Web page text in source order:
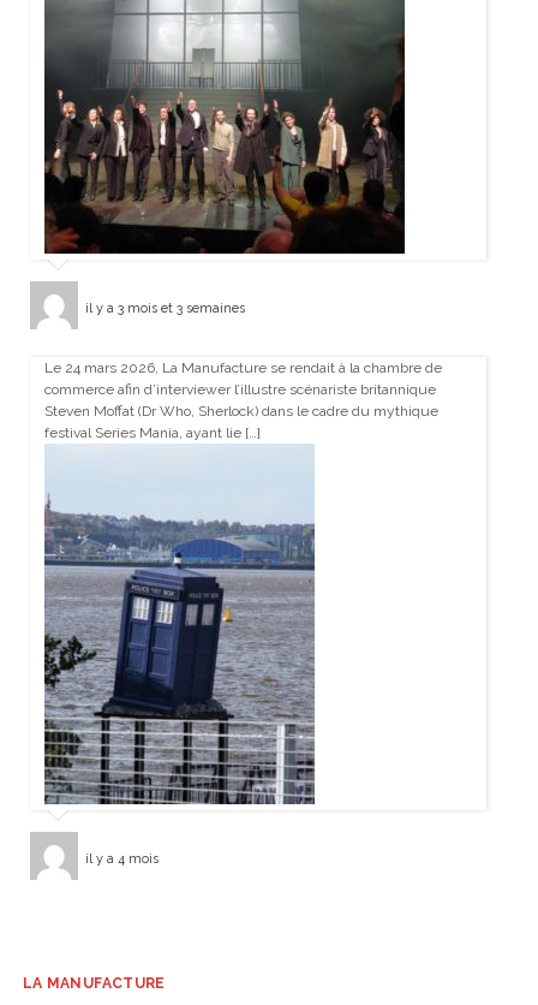
il y a 3 mois et 3 semaines
Le 24 mars 2026, La Manufacture se rendait à la chambre de
commerce afin d’interviewer l’illustre scénariste britannique
Steven Moffat (Dr Who, Sherlock) dans le cadre du mythique
festival Series Mania, ayant lie […]
il y a 4 mois
LA MANUFACTURE